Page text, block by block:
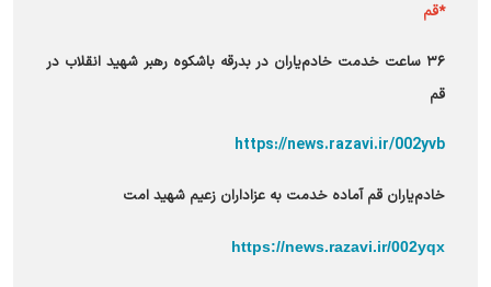
*قم
۳۶ ساعت خدمت خادم‌یاران در بدرقه باشکوه رهبر شهید انقلاب در
قم
https://news.razavi.ir/002yvb
خادم‌یاران قم آماده خدمت به عزاداران زعیم شهید امت
https://news.razavi.ir/002yqx